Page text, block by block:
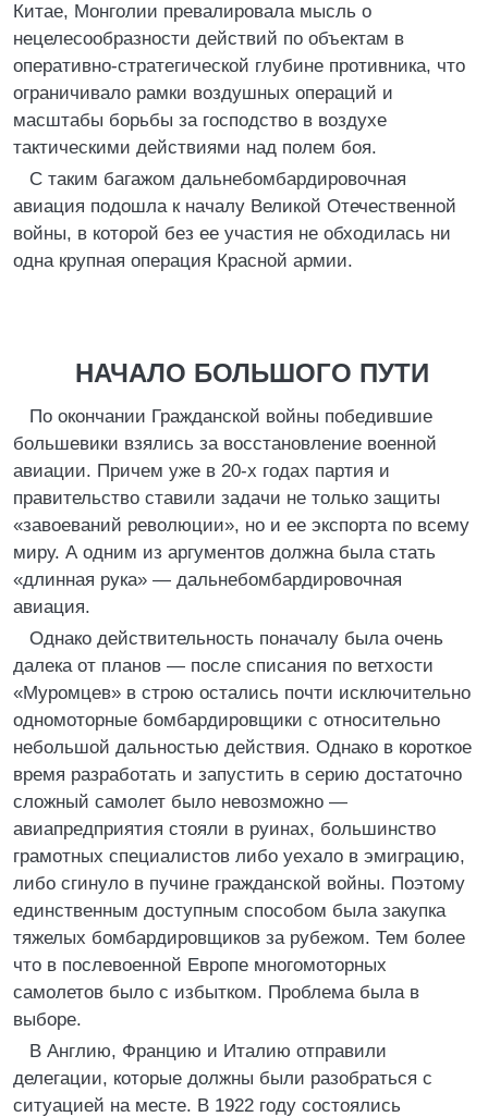
Китае, Монголии превалировала мысль о
нецелесообразности действий по объектам в
оперативно-стратегической глубине противника, что
ограничивало рамки воздушных операций и
масштабы борьбы за господство в воздухе
тактическими действиями над полем боя.
С таким багажом дальнебомбардировочная
авиация подошла к началу Великой Отечественной
войны, в которой без ее участия не обходилась ни
одна крупная операция Красной армии.
НАЧАЛО БОЛЬШОГО ПУТИ
По окончании Гражданской войны победившие
большевики взялись за восстановление военной
авиации. Причем уже в 20-х годах партия и
правительство ставили задачи не только защиты
«завоеваний революции», но и ее экспорта по всему
миру. А одним из аргументов должна была стать
«длинная рука» — дальнебомбардировочная
авиация.
Однако действительность поначалу была очень
далека от планов — после списания по ветхости
«Муромцев» в строю остались почти исключительно
одномоторные бомбардировщики с относительно
небольшой дальностью действия. Однако в короткое
время разработать и запустить в серию достаточно
сложный самолет было невозможно —
авиапредприятия стояли в руинах, большинство
грамотных специалистов либо уехало в эмиграцию,
либо сгинуло в пучине гражданской войны. Поэтому
единственным доступным способом была закупка
тяжелых бомбардировщиков за рубежом. Тем более
что в послевоенной Европе многомоторных
самолетов было с избытком. Проблема была в
выборе.
В Англию, Францию и Италию отправили
делегации, которые должны были разобраться с
ситуацией на месте. В 1922 году состоялись